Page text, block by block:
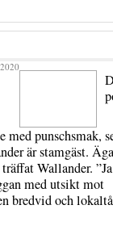
med punschsmak,
är stamgäst.
Wallander.
med utsikt mot
bredvid och